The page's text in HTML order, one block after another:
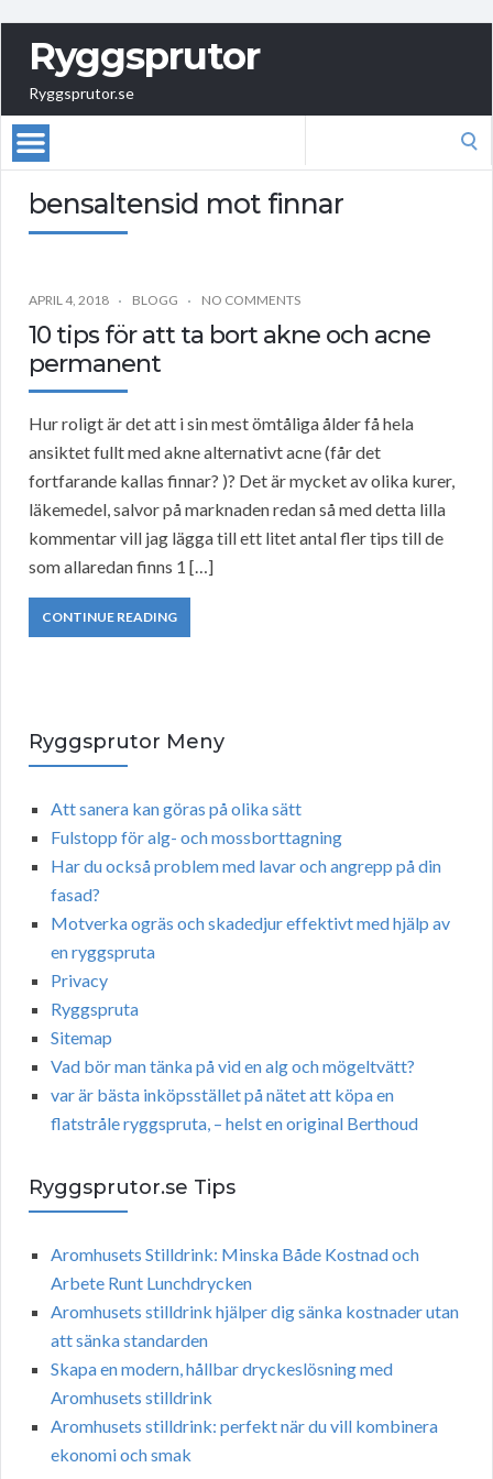
Ryggsprutor
Ryggsprutor.se
bensaltensid mot finnar
APRIL 4, 2018 BLOGG NO COMMENTS
10 tips för att ta bort akne och acne
permanent
Hur roligt är det att i sin mest ömtåliga ålder få hela
ansiktet fullt med akne alternativt acne (får det
fortfarande kallas finnar? )? Det är mycket av olika kurer,
läkemedel, salvor på marknaden redan så med detta lilla
kommentar vill jag lägga till ett litet antal fler tips till de
som allaredan finns 1 […]
CONTINUE READING
Ryggsprutor Meny
Att sanera kan göras på olika sätt
Fulstopp för alg- och mossborttagning
Har du också problem med lavar och angrepp på din
fasad?
Motverka ogräs och skadedjur effektivt med hjälp av
en ryggspruta
Privacy
Ryggspruta
Sitemap
Vad bör man tänka på vid en alg och mögeltvätt?
var är bästa inköpsstället på nätet att köpa en
flatstråle ryggspruta, – helst en original Berthoud
Ryggsprutor.se Tips
Aromhusets Stilldrink: Minska Både Kostnad och
Arbete Runt Lunchdrycken
Aromhusets stilldrink hjälper dig sänka kostnader utan
att sänka standarden
Skapa en modern, hållbar dryckeslösning med
Aromhusets stilldrink
Aromhusets stilldrink: perfekt när du vill kombinera
ekonomi och smak